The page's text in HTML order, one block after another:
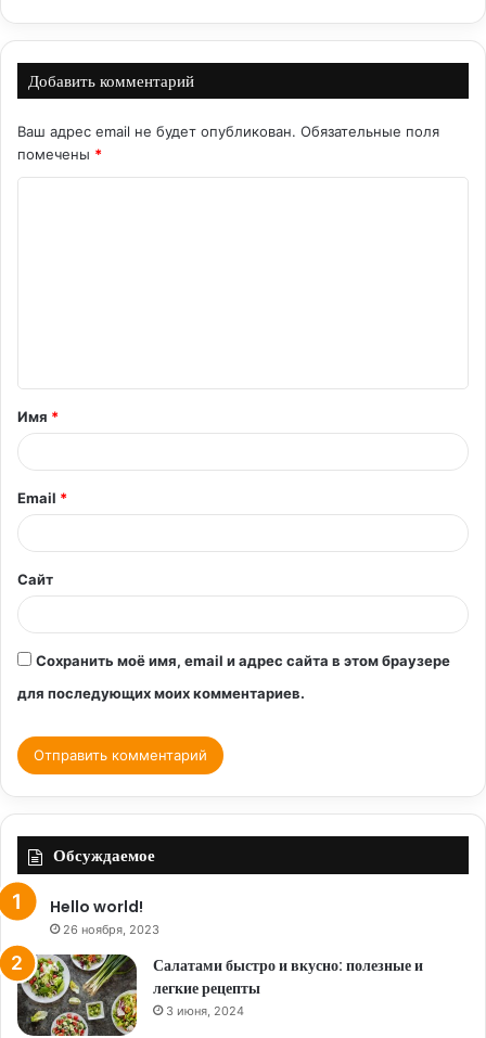
Добавить комментарий
Ваш адрес email не будет опубликован. Обязательные поля
помечены *
т
а
р
й
*
Имя *
Email *
Сайт
Сохранить моё имя, email и адрес сайта в этом браузере
для последующих моих комментариев.
Обсуждаемое
Hello world!
26 ноября, 2023
Салатами быстро и вкусно: полезные и
легкие рецепты
3 июня, 2024